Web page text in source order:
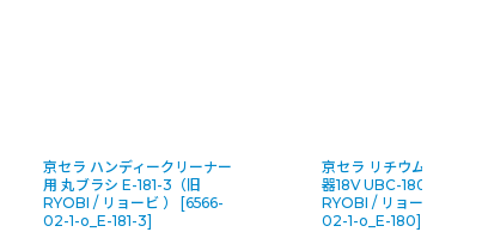
京セラ リチウムイオン 充電
器18V UBC-1802L（旧
RYOBI / リョービ ）
02-1-o_E-180
京セラ ハンデ
用 フレキシブ
181-6（旧
） [6569-02-1-